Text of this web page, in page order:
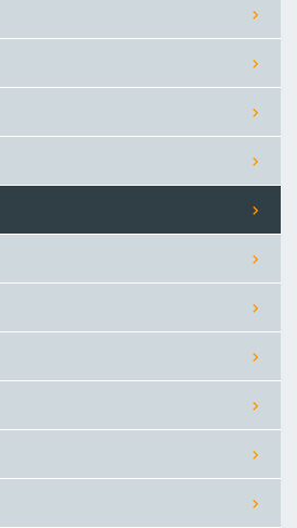
시립병원앞
이시미네
데다코우라니시
시립병원앞
이시미네
데다코우라니시